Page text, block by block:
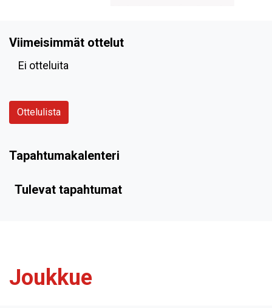
Viimeisimmät ottelut
Ei otteluita
Ottelulista
Tapahtumakalenteri
Tulevat tapahtumat
Joukkue